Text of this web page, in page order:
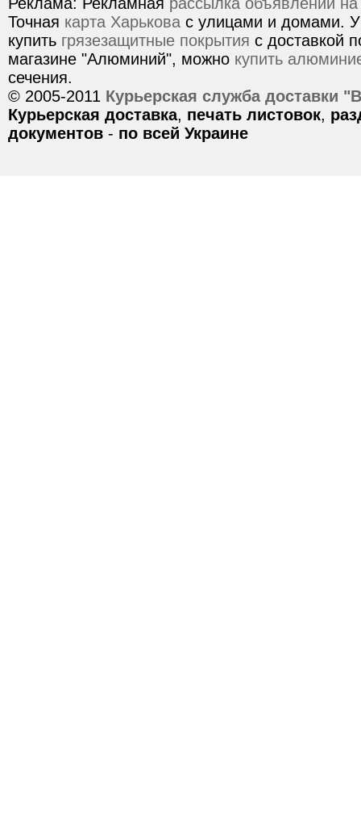
Точная карта Харькова с улицами и домами.
купить грязезащитные покрытия с доставкой
магазине "Алюминий", можно купить
сечения.
© 2005-2011 Курьерская служба доставки
Курьерская доставка, печать листовок,
документов - по всей Украине